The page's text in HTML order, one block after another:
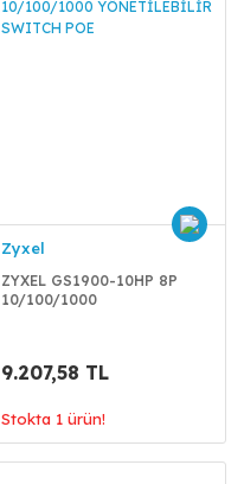
Zyxel
ZYXEL GS1900-10HP 8P
10/100/1000
9.207,58 TL
Stokta 1 ürün!